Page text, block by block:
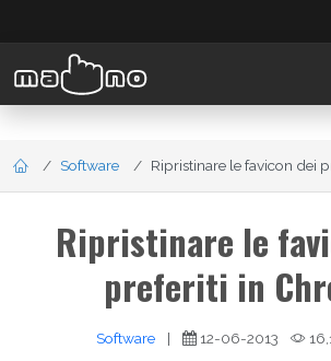
Software Ripristinare le favicon dei
Ripristinare le
preferiti in
Software | 12-06-2013